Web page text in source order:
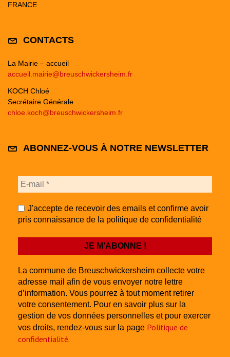
FRANCE
CONTACTS
La Mairie – accueil
accueil.mairie@breuschwickersheim.fr
KOCH Chloé
Secrétaire Générale
chloe.koch@breuschwickersheim.fr
ABONNEZ-VOUS À NOTRE NEWSLETTER
J'accepte de recevoir des emails et confirme avoir
pris connaissance de la politique de confidentialité
La commune de Breuschwickersheim collecte votre
adresse mail afin de vous envoyer notre lettre
d’information. Vous pourrez à tout moment retirer
votre consentement. Pour en savoir plus sur la
gestion de vos données personnelles et pour exercer
vos droits, rendez-vous sur la page Politique de
confidentialité.